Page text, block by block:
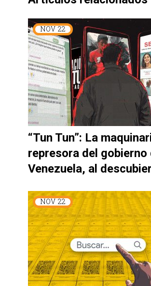
NOV 22
“Tun Tun”: La
represora del gobierno
Venezuela, al
NOV 22